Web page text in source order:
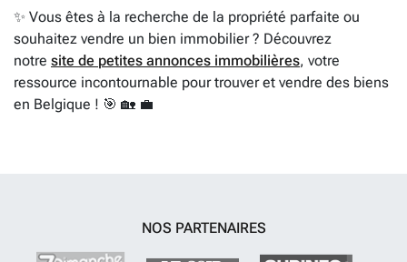
✨ Vous êtes à la recherche de la propriété parfaite ou
souhaitez vendre un bien immobilier ? Découvrez
notre site de petites annonces immobilières, votre
ressource incontournable pour trouver et vendre des biens
en Belgique ! 🎯 🏡 💼
NOS PARTENAIRES